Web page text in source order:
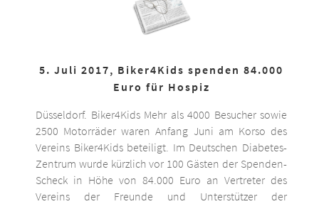
5. Juli 2017, Biker4Kids spenden 84.000
Euro für Hospiz
Düsseldorf. Biker4Kids Mehr als 4000 Besucher sowie
2500 Motorräder waren Anfang Juni am Korso des
Vereins Biker4Kids beteiligt. Im Deutschen Diabetes-
Zentrum wurde kürzlich vor 100 Gästen der Spenden-
Scheck in Höhe von 84.000 Euro an Vertreter des
Vereins der Freunde und Unterstützer der